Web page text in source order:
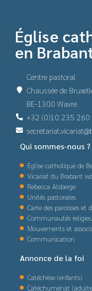
Église
en
Centre pastoral
Chaussée de
BE-1300 Wavre
+32 (0)10 235 260
Qui sommes-nous ?
Église catholique de
Vicariat du Brabant
Rebecca Alsberge
Unités pastorales
Carte des paroisses et
Communautés
Mouvements et
Communication
Annonce de la foi
Catéchèse (enfants)
Catéchuménat